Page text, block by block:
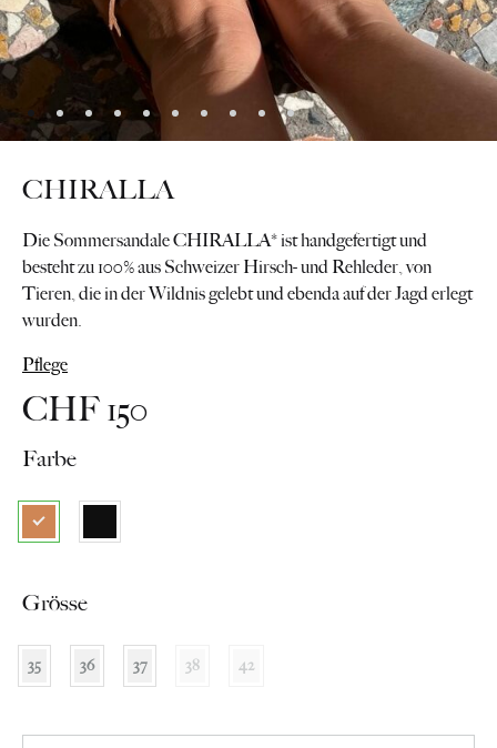
CHIRALLA
Die Sommersandale CHIRALLA* ist handgefertigt und
besteht zu 100% aus Schweizer Hirsch- und Rehleder, von
Tieren, die in der Wildnis gelebt und ebenda auf der Jagd erlegt
wurden.
Pflege
CHF150
Farbe
Grösse
35 36 37 38 42